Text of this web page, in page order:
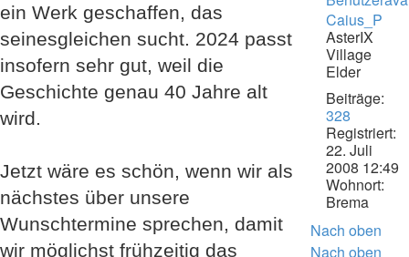
ein Werk geschaffen, das
seinesgleichen sucht. 2024 passt
insofern sehr gut, weil die
Geschichte genau 40 Jahre alt
wird.
Jetzt wäre es schön, wenn wir als
nächstes über unsere
Wunschtermine sprechen, damit
wir möglichst frühzeitig das
Caius_P
AsterIX
Village
Elder
Beiträge:
328
Registriert:
22. Juli
2008 12:49
Wohnort:
Brema
Nach oben
Nach oben